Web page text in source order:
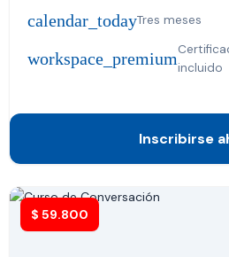
calendar_todayTres meses
workspace_premiumincluido
Inscribirse
$ 59.800